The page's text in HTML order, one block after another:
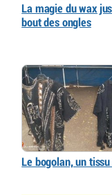
La magie du wax
bout des ongles
Le bogolan, un